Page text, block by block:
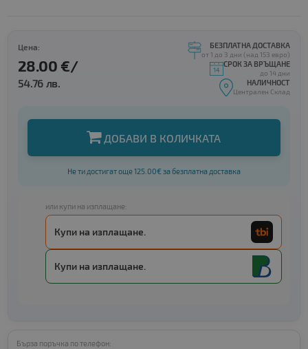
Цена:
28.00 €/
54.76 лв.
БЕЗПЛАТНА ДОСТАВКА
от 1 до 3 дни (над 153 евро)
СРОК ЗА ВРЪЩАНЕ
до 14 дни
НАЛИЧНОСТ
Централен Склад
ДОБАВИ В КОЛИЧКАТА
Не ти достигат още 125.00€ за безплатна доставка
или купи на изплащане:
Купи на изплащане.
Купи на изплащане.
Бърза поръчка по телефон: